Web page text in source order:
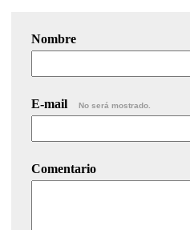
Nombre
E-mail No será mostrado.
Comentario